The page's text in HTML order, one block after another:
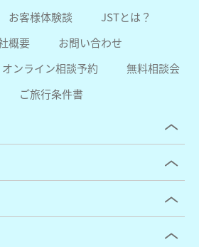
お客様体験談
JSTとは？
概要
お問い合わせ
ンライン相談予約
無料相談会
ご旅行条件書